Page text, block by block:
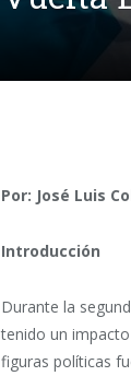
Por: José Luis
Introducción
Durante la
tenido un
figuras políticas